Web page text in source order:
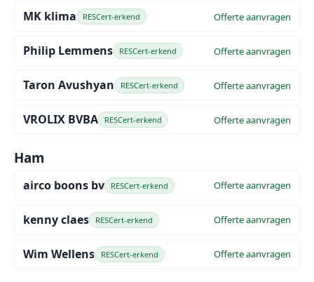
MK klima RESCert-erkend Offerte aanvragen
Philip Lemmens RESCert-erkend Offerte aanvragen
Taron Avushyan RESCert-erkend Offerte aanvragen
VROLIX BVBA RESCert-erkend Offerte aanvragen
Ham
airco boons bv RESCert-erkend Offerte aanvragen
kenny claes RESCert-erkend Offerte aanvragen
Wim Wellens RESCert-erkend Offerte aanvragen